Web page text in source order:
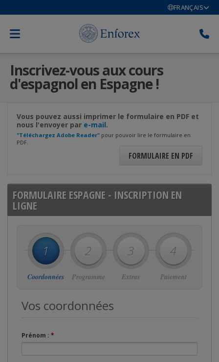
FRANÇAIS
Inscrivez-vous aux cours
d'espagnol en Espagne !
Vous pouvez aussi imprimer le formulaire en PDF et
nous l'envoyer par e-mail.
"Téléchargez Adobe Reader" pour pouvoir lire le formulaire en
PDF.
FORMULAIRE EN PDF
FORMULAIRE ESPAGNE - INSCRIPTION EN
LIGNE
1
Coordonnées
2
Programme
3
Extras
4
Paiement
Vos coordonnées
Prénom : *